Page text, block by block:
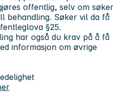
offentlig, selv om søker
behandling. Søker vil da få
§25.
har også du krav på å få
informasjon om øvrige